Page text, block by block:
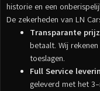
historie en een
De zekerheden van LN
Transparante
betaalt. Wij rekenen
toeslagen.
Full Service
geleverd met het